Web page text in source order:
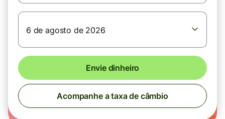
6 de agosto de 2026
Envie dinheiro
Acompanhe a taxa de câmbio